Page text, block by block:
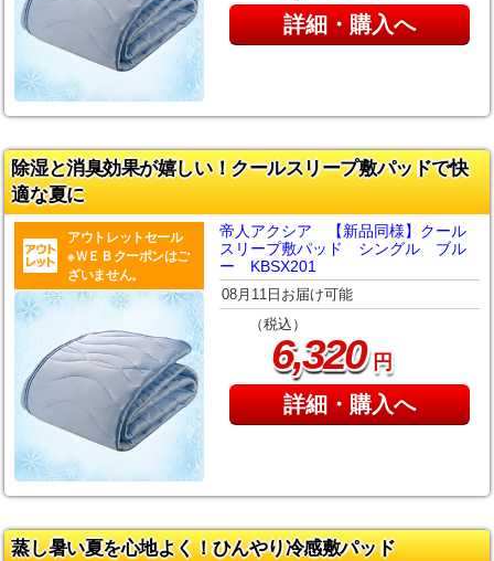
詳細・購入へ
除湿と消臭効果が嬉しい！クールスリープ敷パッドで快
適な夏に
アウトレットセール
※ＷＥＢクーポンはご
ざいません。
帝人アクシア 【新品同様】クール
スリープ敷パッド シングル ブル
ー KBSX201
08月11日お届け可能
（税込）
6,320円
詳細・購入へ
蒸し暑い夏を心地よく！ひんやり冷感敷パッド